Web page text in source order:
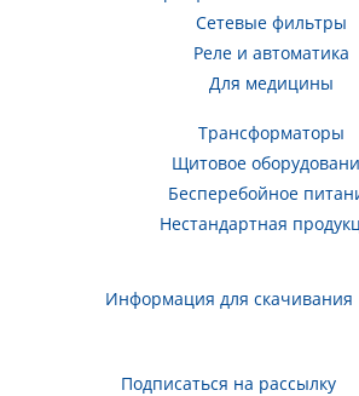
Сетевые фильтры
Реле и автоматика
Для медицины
Трансформаторы
Щитовое
Бесперебойное
Нестандартная
Информация для скачивания
Подписаться на рассылку